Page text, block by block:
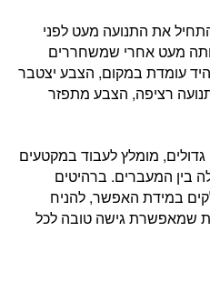
את התנועה מעט לפני
מעט אחרי שמשחררים
עומדת במקום, הצבע יצטבר
רציפה, הצבע מתפזר
מומלץ לעבוד במקטעים
בין המעברים. ברהיטים
במידת האפשר, להניח
שמאפשרת גישה טובה לכל